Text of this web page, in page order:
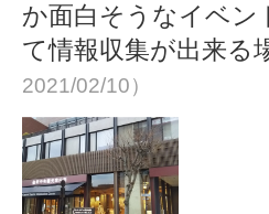
か面白そうなイベン
て情報収集が出来る
2021/02/10）